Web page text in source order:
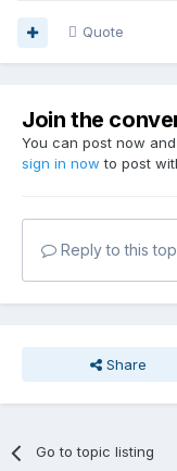
Quote
Join the
You can post now
sign in now to post
Reply to this
Share
Go to topic listing